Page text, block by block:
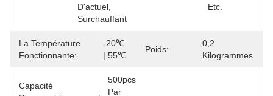
D'actuel,
Surchauffant
Etc.
La Température
Fonctionnante:
-20℃
| 55℃
Poids:
0,2
Kilogrammes
Capacité
500pcs
Par